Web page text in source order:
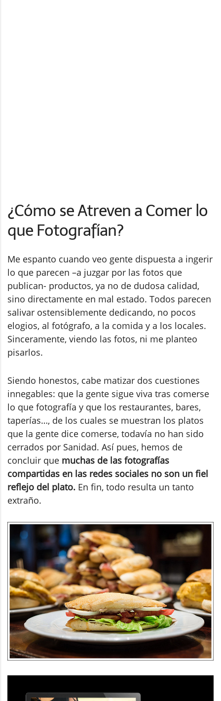
¿Cómo se Atreven a Comer lo
que Fotografían?
Me espanto cuando veo gente dispuesta a ingerir
lo que parecen –a juzgar por las fotos que
publican- productos, ya no de dudosa calidad,
sino directamente en mal estado. Todos parecen
salivar ostensiblemente dedicando, no pocos
elogios, al fotógrafo, a la comida y a los locales.
Sinceramente, viendo las fotos, ni me planteo
pisarlos.
Siendo honestos, cabe matizar dos cuestiones
innegables: que la gente sigue viva tras comerse
lo que fotografía y que los restaurantes, bares,
taperías…, de los cuales se muestran los platos
que la gente dice comerse, todavía no han sido
cerrados por Sanidad. Así pues, hemos de
concluir que muchas de las fotografías
compartidas en las redes sociales no son un fiel
reflejo del plato. En fin, todo resulta un tanto
extraño.